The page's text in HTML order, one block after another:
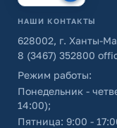
НАШИ КОНТАКТЫ
628002, г. Ханты-
8 (3467) 352800
Режим работы:
Понедельник -
14:00);
Пятница: 9:00 -